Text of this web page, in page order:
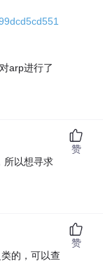
arp进行了
所以想寻求
赞
的，可以查
赞